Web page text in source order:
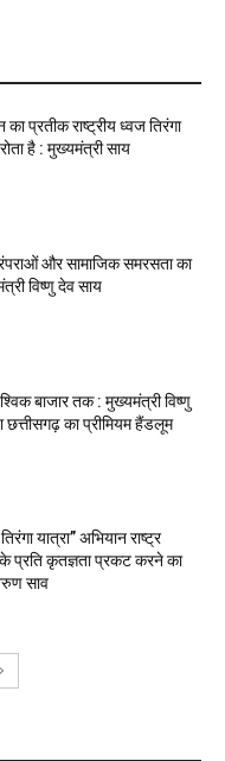
का प्रतीक राष्ट्रीय ध्वज तिरंगा
है : मुख्यमंत्री साय
और सामाजिक समरसता का
विष्णु देव साय
बाजार तक : मुख्यमंत्री विष्णु
छत्तीसगढ़ का प्रीमियम हैंडलूम
यात्रा” अभियान राष्ट्र
के प्रति कृतज्ञता प्रकट करने का
साव